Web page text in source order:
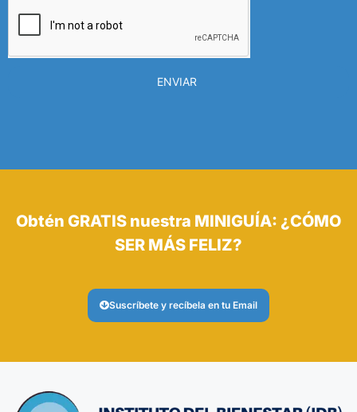
ENVIAR
Obtén GRATIS nuestra MINIGUÍA: ¿CÓMO
SER MÁS FELIZ?
Suscríbete y recíbela en tu Email